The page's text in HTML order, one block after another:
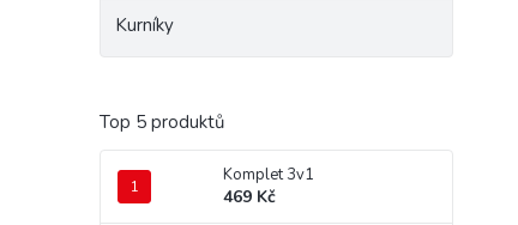
Kurníky
Top 5 produktů
Komplet 3v1
469 Kč